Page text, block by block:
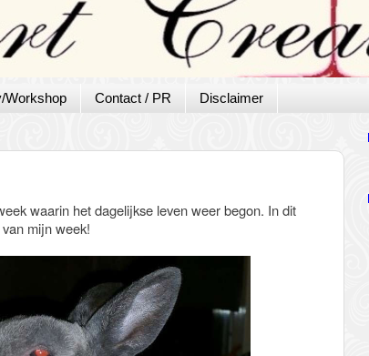
Workshop Contact / PR Disclaimer
waarin het dagelijkse leven weer begon. In dit
mijn week!